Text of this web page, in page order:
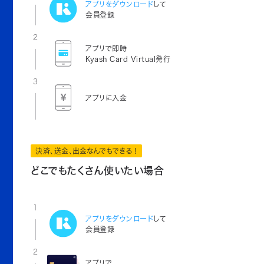
アプリをダウンロードして
会員登録
2
アプリで即時
Kyash Card Virtual発行
3
アプリに入金
決済、送金、出金なんでもできる！
どこでもたくさん使いたい場合
1
アプリをダウンロードして
会員登録
2
アプリで